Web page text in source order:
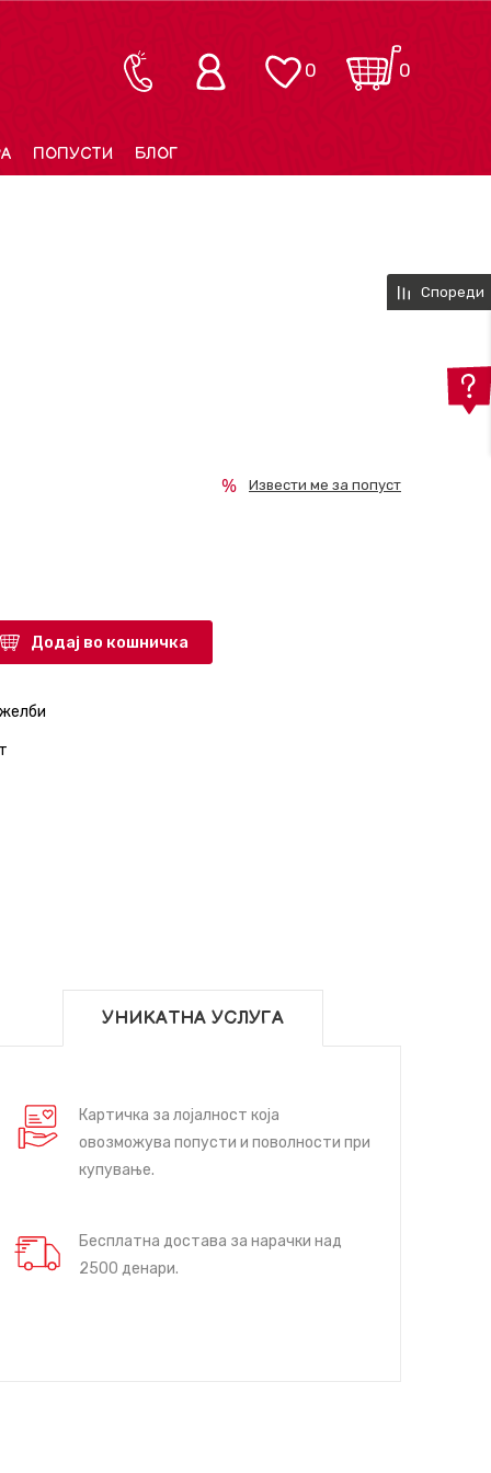
0
0
ПОПУСТИ БЛОГ
Извести ме за попуст
Додај во кошничка
УНИКАТНА УСЛУГА
Картичка за лојалност која
овозможува попусти и поволности при
купување.
Бесплатна достава за нарачки над
2500 денари.
Спореди